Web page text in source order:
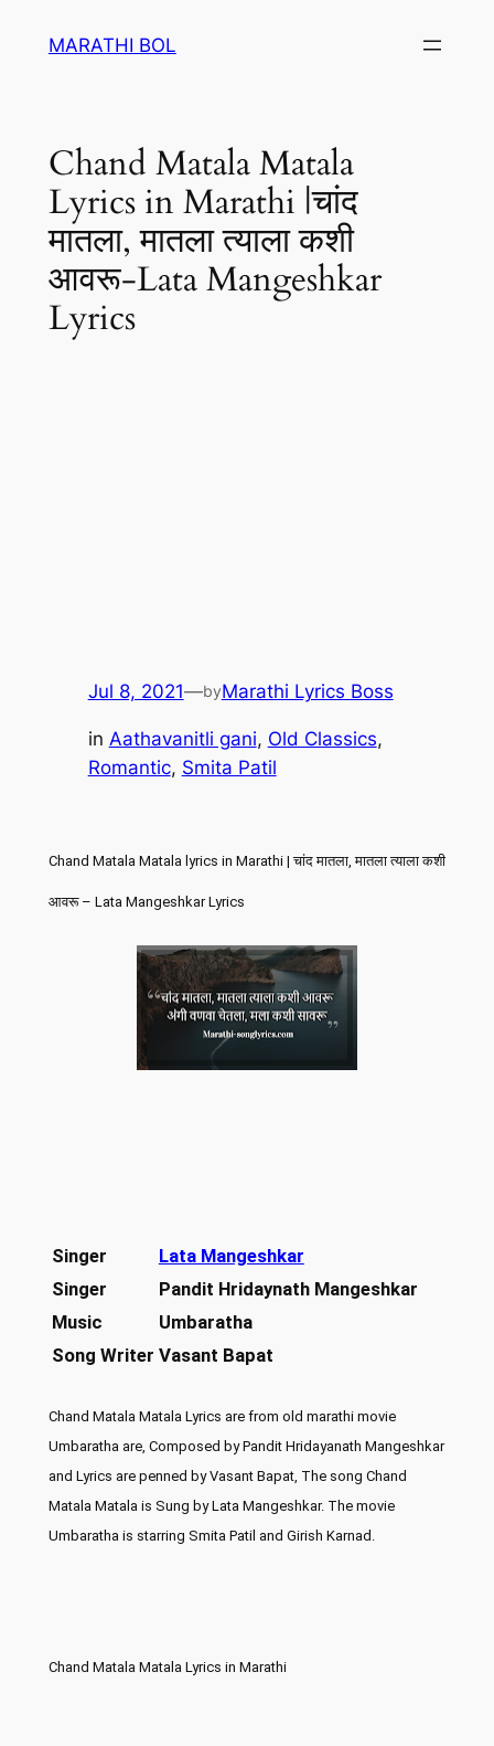
MARATHI BOL
Chand Matala Matala
Lyrics in Marathi |चांद
मातला, मातला त्याला कशी
आवरू-Lata Mangeshkar
Lyrics
Jul 8, 2021—byMarathi Lyrics Boss
in Aathavanitli gani, Old Classics
Romantic, Smita Patil
Chand Matala Matala lyrics in Marathi | चांद मातला, मातला त्याला कशी
आवरू – Lata Mangeshkar Lyrics
Singer
Lata Mangeshkar
Singer
Pandit Hridaynath Mangeshkar
Music
Umbaratha
Song Writer Vasant Bapat
Chand Matala Matala Lyrics are from old marathi movie
Umbaratha are, Composed by Pandit Hridayanath Mangeshkar
and Lyrics are penned by Vasant Bapat, The song Chand
Matala Matala is Sung by Lata Mangeshkar. The movie
Umbaratha is starring Smita Patil and Girish Karnad.
Chand Matala Matala Lyrics in Marathi